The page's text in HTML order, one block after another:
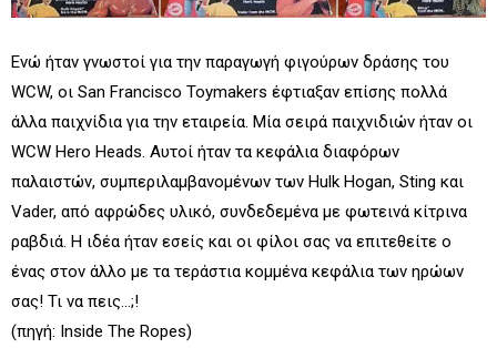
Ενώ ήταν γνωστοί για την παραγωγή φιγούρων δράσης του
WCW, οι San Francisco Toymakers έφτιαξαν επίσης πολλά
άλλα παιχνίδια για την εταιρεία. Μία σειρά παιχνιδιών ήταν οι
WCW Hero Heads. Αυτοί ήταν τα κεφάλια διαφόρων
παλαιστών, συμπεριλαμβανομένων των Hulk Hogan, Sting και
Vader, από αφρώδες υλικό, συνδεδεμένα με φωτεινά κίτρινα
ραβδιά. Η ιδέα ήταν εσείς και οι φίλοι σας να επιτεθείτε ο
ένας στον άλλο με τα τεράστια κομμένα κεφάλια των ηρώων
σας! Τι να πεις...;!
(πηγή: Inside The Ropes)